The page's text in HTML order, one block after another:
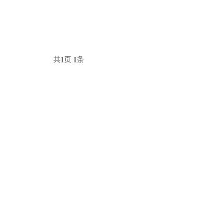
共1页 1条